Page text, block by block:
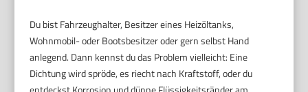
Du bist Fahrzeughalter, Besitzer eines Heizöltanks,
Wohnmobil- oder Bootsbesitzer oder gern selbst Hand
anlegend. Dann kennst du das Problem vielleicht: Eine
Dichtung wird spröde, es riecht nach Kraftstoff, oder du